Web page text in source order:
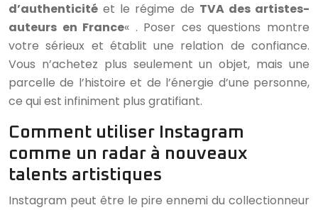
d’authenticité et le régime de TVA des artistes-
auteurs en France« . Poser ces questions montre
votre sérieux et établit une relation de confiance.
Vous n’achetez plus seulement un objet, mais une
parcelle de l’histoire et de l’énergie d’une personne,
ce qui est infiniment plus gratifiant.
Comment utiliser Instagram
comme un radar à nouveaux
talents artistiques
Instagram peut être le pire ennemi du collectionneur